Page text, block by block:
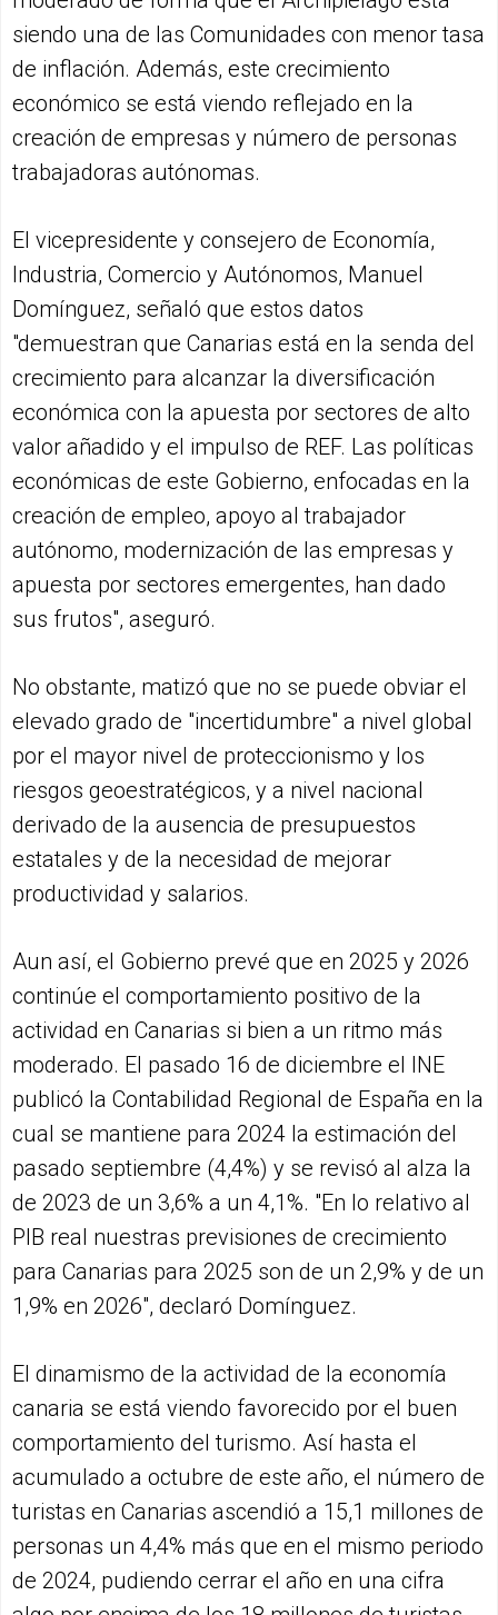
siendo una de las Comunidades con menor tasa
de inflación. Además, este crecimiento
económico se está viendo reflejado en la
creación de empresas y número de personas
trabajadoras autónomas.
El vicepresidente y consejero de Economía,
Industria, Comercio y Autónomos, Manuel
Domínguez, señaló que estos datos
"demuestran que Canarias está en la senda del
crecimiento para alcanzar la diversificación
económica con la apuesta por sectores de alto
valor añadido y el impulso de REF. Las políticas
económicas de este Gobierno, enfocadas en la
creación de empleo, apoyo al trabajador
autónomo, modernización de las empresas y
apuesta por sectores emergentes, han dado
sus frutos", aseguró.
No obstante, matizó que no se puede obviar el
elevado grado de "incertidumbre" a nivel global
por el mayor nivel de proteccionismo y los
riesgos geoestratégicos, y a nivel nacional
derivado de la ausencia de presupuestos
estatales y de la necesidad de mejorar
productividad y salarios.
Aun así, el Gobierno prevé que en 2025 y 2026
continúe el comportamiento positivo de la
actividad en Canarias si bien a un ritmo más
moderado. El pasado 16 de diciembre el INE
publicó la Contabilidad Regional de España en la
cual se mantiene para 2024 la estimación del
pasado septiembre (4,4%) y se revisó al alza la
de 2023 de un 3,6% a un 4,1%. "En lo relativo al
PIB real nuestras previsiones de crecimiento
para Canarias para 2025 son de un 2,9% y de un
1,9% en 2026", declaró Domínguez.
El dinamismo de la actividad de la economía
canaria se está viendo favorecido por el buen
comportamiento del turismo. Así hasta el
acumulado a octubre de este año, el número de
turistas en Canarias ascendió a 15,1 millones de
personas un 4,4% más que en el mismo periodo
de 2024, pudiendo cerrar el año en una cifra